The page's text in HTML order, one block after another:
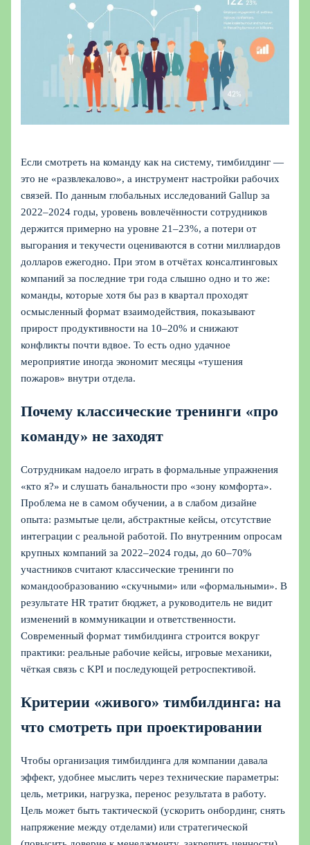
Если смотреть на команду как на систему, тимбилдинг —
это не «развлекалово», а инструмент настройки рабочих
связей. По данным глобальных исследований Gallup за
2022–2024 годы, уровень вовлечённости сотрудников
держится примерно на уровне 21–23%, а потери от
выгорания и текучести оцениваются в сотни миллиардов
долларов ежегодно. При этом в отчётах консалтинговых
компаний за последние три года слышно одно и то же:
команды, которые хотя бы раз в квартал проходят
осмысленный формат взаимодействия, показывают
прирост продуктивности на 10–20% и снижают
конфликты почти вдвое. То есть одно удачное
мероприятие иногда экономит месяцы «тушения
пожаров» внутри отдела.
Почему классические тренинги «про
команду» не заходят
Сотрудникам надоело играть в формальные упражнения
«кто я?» и слушать банальности про «зону комфорта».
Проблема не в самом обучении, а в слабом дизайне
опыта: размытые цели, абстрактные кейсы, отсутствие
интеграции с реальной работой. По внутренним опросам
крупных компаний за 2022–2024 годы, до 60–70%
участников считают классические тренинги по
командообразованию «скучными» или «формальными». В
результате HR тратит бюджет, а руководитель не видит
изменений в коммуникации и ответственности.
Современный формат тимбилдинга строится вокруг
практики: реальные рабочие кейсы, игровые механики,
чёткая связь с KPI и последующей ретроспективой.
Критерии «живого» тимбилдинга: на
что смотреть при проектировании
Чтобы организация тимбилдинга для компании давала
эффект, удобнее мыслить через технические параметры:
цель, метрики, нагрузка, перенос результата в работу.
Цель может быть тактической (ускорить онбординг, снять
напряжение между отделами) или стратегической